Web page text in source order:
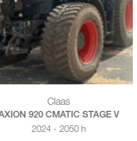
CMATIC STAGE V
2024 - 2050 h